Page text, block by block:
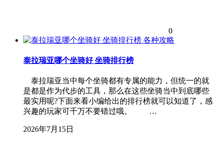
0
各种攻略
泰拉瑞亚哪个坐骑好 坐骑排行榜
泰拉瑞亚当中每个坐骑都有专属的能力，但统一的就
是都是作为代步的工具，那么在这些坐骑当中到底哪些
最实用呢?下面来看小编给出的排行榜就可以知道了，感
兴趣的玩家可千万不要错过哦。 …
2026年7月15日